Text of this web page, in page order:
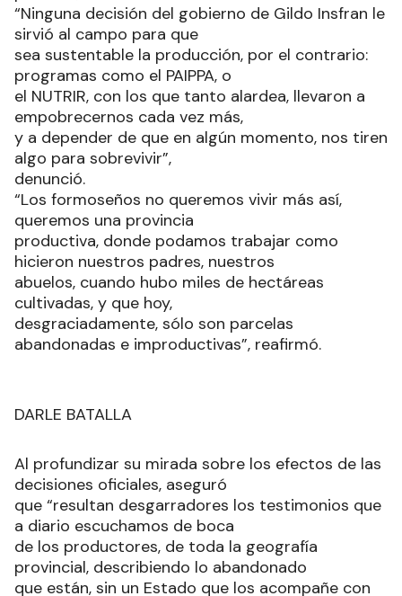
“Ninguna decisión del gobierno de Gildo Insfran le
sirvió al campo para que
sea sustentable la producción, por el contrario:
programas como el PAIPPA, o
el NUTRIR, con los que tanto alardea, llevaron a
empobrecernos cada vez más,
y a depender de que en algún momento, nos tiren
algo para sobrevivir”,
denunció.
“Los formoseños no queremos vivir más así,
queremos una provincia
productiva, donde podamos trabajar como
hicieron nuestros padres, nuestros
abuelos, cuando hubo miles de hectáreas
cultivadas, y que hoy,
desgraciadamente, sólo son parcelas
abandonadas e improductivas”, reafirmó.
DARLE BATALLA
Al profundizar su mirada sobre los efectos de las
decisiones oficiales, aseguró
que “resultan desgarradores los testimonios que
a diario escuchamos de boca
de los productores, de toda la geografía
provincial, describiendo lo abandonado
que están, sin un Estado que los acompañe con